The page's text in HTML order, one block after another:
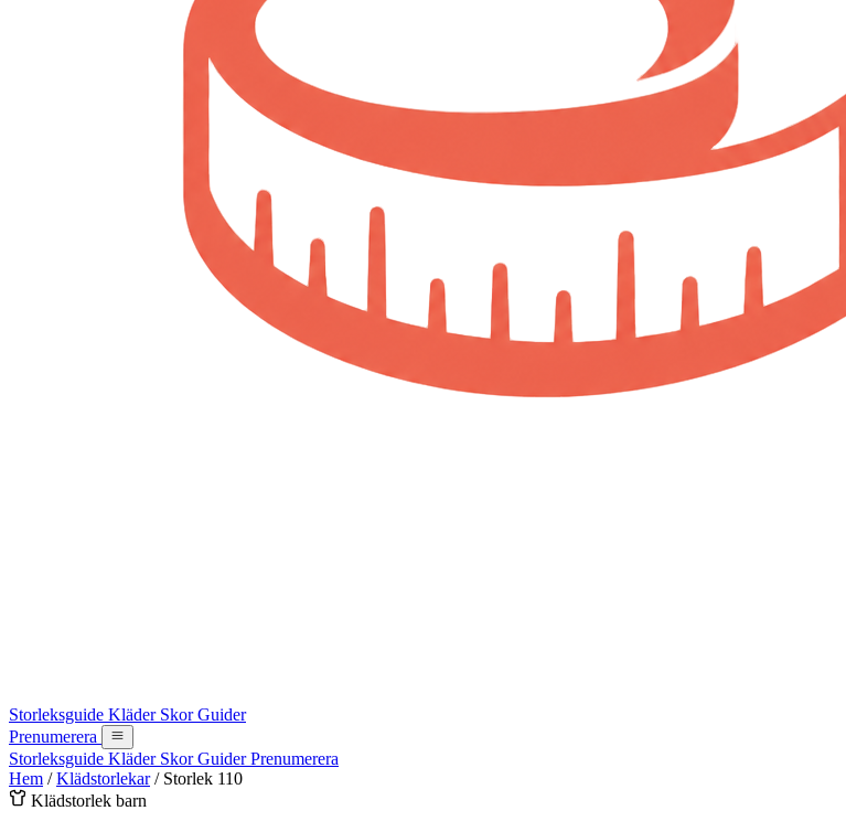
Storleksguide Kläder SkorGuider
Prenumerera
Storleksguide Kläder SkorGuiderPrenumerera
Hem / Klädstorlekar / Storlek 110
Klädstorlek barn